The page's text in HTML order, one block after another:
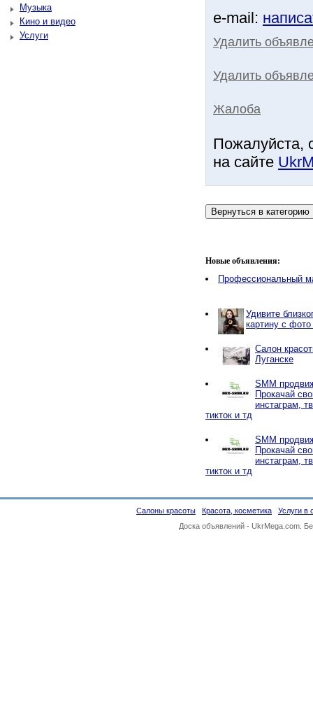
Музыка
Кино и видео
Услуги
e-mail:
Удалить
Удалить
Жалоба
Пожалуйста,
на сайте
Новые объявления:
Профессиональный
Удивите
картину с
Салон
Луганске
SMM
Прокачай
инстаграм,
тикток и тд
SMM
Прокачай
инстаграм,
тикток и тд
Салоны красоты Красота, косметика
Услуги в
Доска объявлений - UkrMega.com.